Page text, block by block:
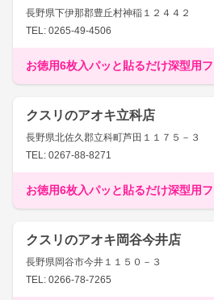
長野県下伊那郡豊丘村神稲１２４４２
TEL: 0265-49-4506
お徳用6枚入パッと貼るだけ深型用
クスリのアオキ立科店
長野県北佐久郡立科町芦田１１７５－３
TEL: 0267-88-8271
お徳用6枚入パッと貼るだけ深型用
クスリのアオキ岡谷今井店
長野県岡谷市今井１１５０－３
TEL: 0266-78-7265